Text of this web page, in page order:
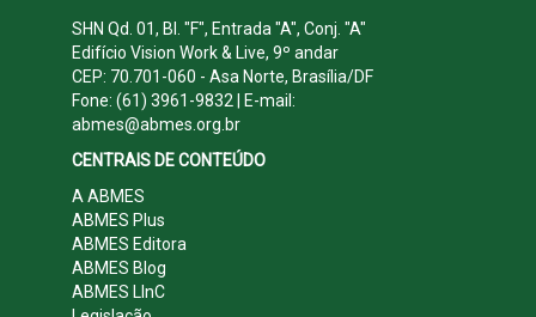
SHN Qd. 01, Bl. "F", Entrada "A", Conj. "A"
Edifício Vision Work & Live, 9º andar
CEP: 70.701-060 - Asa Norte, Brasília/DF
Fone: (61) 3961-9832 | E-mail:
abmes@abmes.org.br
CENTRAIS DE CONTEÚDO
A ABMES
ABMES Plus
ABMES Editora
ABMES Blog
ABMES LInC